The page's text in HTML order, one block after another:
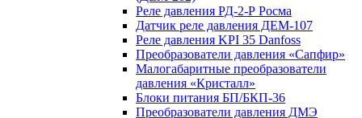
Реле давления РД-2-Р Росма
Датчик реле давления ДЕМ-107
Реле давления KPI 35 Danfoss
Преобразователи давления «Сапфир»
Малогабаритные преобразователи
давления «Кристалл»
Блоки питания БП/БКП-36
Преобразователи давления ДМЭ